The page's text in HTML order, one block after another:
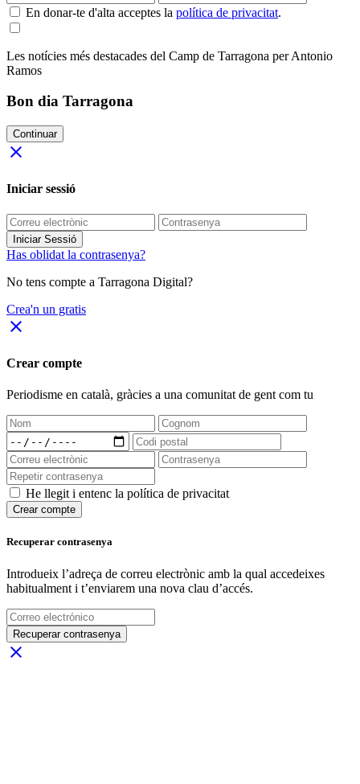
En donar-te d'alta acceptes la política de privacitat.
Les notícies més destacades del Camp de Tarragona per Antonio
Ramos
Bon dia Tarragona
Continuar
close
Iniciar sessió
Iniciar Sessió
Has oblidat la contrasenya?
No tens compte a Tarragona Digital?
Crea'n un gratis
close
Crear compte
Periodisme en català, gràcies a una comunitat de gent com tu
He llegit i entenc la política de privacitat
Crear compte
Recuperar contrasenya
Introdueix l’adreça de correu electrònic amb la qual accedeixes
habitualment i t’enviarem una nova clau d’accés.
Recuperar contrasenya
close